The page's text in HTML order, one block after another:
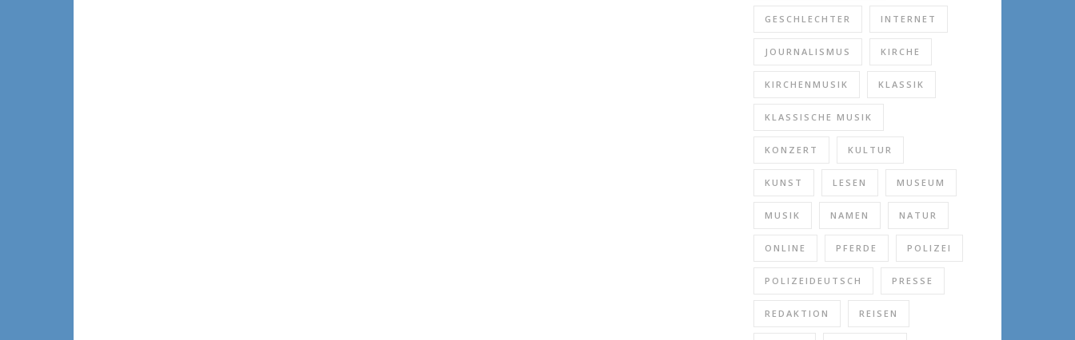
GESCHLECHTER INTERNET
JOURNALISMUS KIRCHE
KIRCHENMUSIK KLASSIK
KLASSISCHE MUSIK
KONZERT KULTUR
KUNST LESEN MUSEUM
MUSIK NAMEN NATUR
ONLINE PFERDE POLIZEI
POLIZEIDEUTSCH PRESSE
REDAKTION REISEN